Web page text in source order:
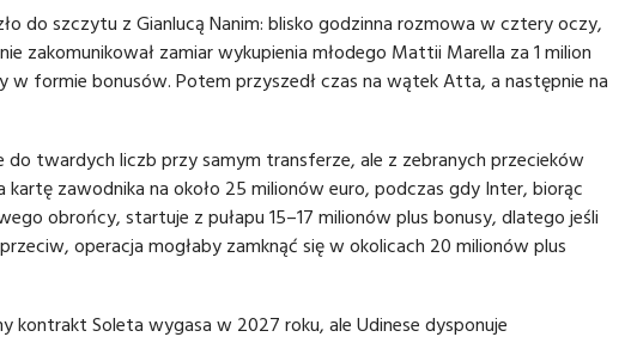
do szczytu z Gianlucą Nanim: blisko godzinna rozmowa w cztery oczy,
zakomunikował zamiar wykupienia młodego Mattii Marella za 1 milion
w formie bonusów. Potem przyszedł czas na wątek Atta, a następnie na
do twardych liczb przy samym transferze, ale z zebranych przecieków
kartę zawodnika na około 25 milionów euro, podczas gdy Inter, biorąc
obrońcy, startuje z pułapu 15–17 milionów plus bonusy, dlatego jeśli
operacja mogłaby zamknąć się w okolicach 20 milionów plus
kontrakt Soleta wygasa w 2027 roku, ale Udinese dysponuje